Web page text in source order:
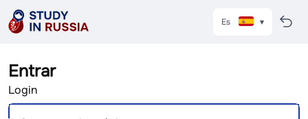
Es
Entrar
Login